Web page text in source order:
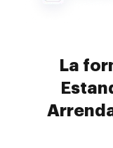
La